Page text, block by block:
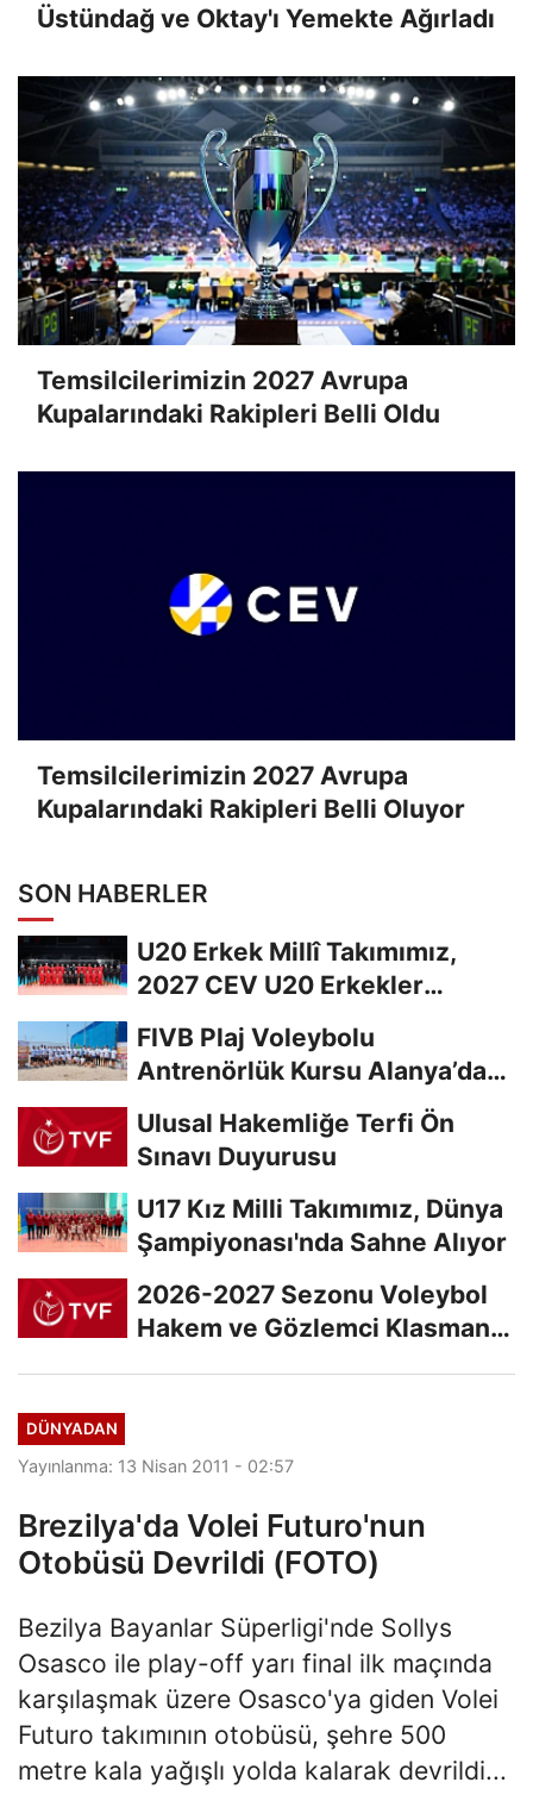
Üstündağ ve Oktay'ı Yemekte Ağırladı
Temsilcilerimizin 2027 Avrupa
Kupalarındaki Rakipleri Belli Oldu
Temsilcilerimizin 2027 Avrupa
Kupalarındaki Rakipleri Belli Oluyor
SON HABERLER
U20 Erkek Millî Takımımız,
2027 CEV U20 Erkekler
FIVB Plaj Voleybolu
Antrenörlük Kursu Alanya’da
Ulusal Hakemliğe Terfi Ön
Sınavı Duyurusu
U17 Kız Milli Takımımız, Dünya
Şampiyonası'nda Sahne Alıyor
2026-2027 Sezonu Voleybol
Hakem ve Gözlemci Klasman
DÜNYADAN
Yayınlanma: 13 Nisan 2011 - 02:57
Brezilya'da Volei Futuro'nun
Otobüsü Devrildi (FOTO)
Bezilya Bayanlar Süperligi'nde Sollys
Osasco ile play-off yarı final ilk maçında
karşılaşmak üzere Osasco'ya giden Volei
Futuro takımının otobüsü, şehre 500
metre kala yağışlı yolda kalarak devrildi...